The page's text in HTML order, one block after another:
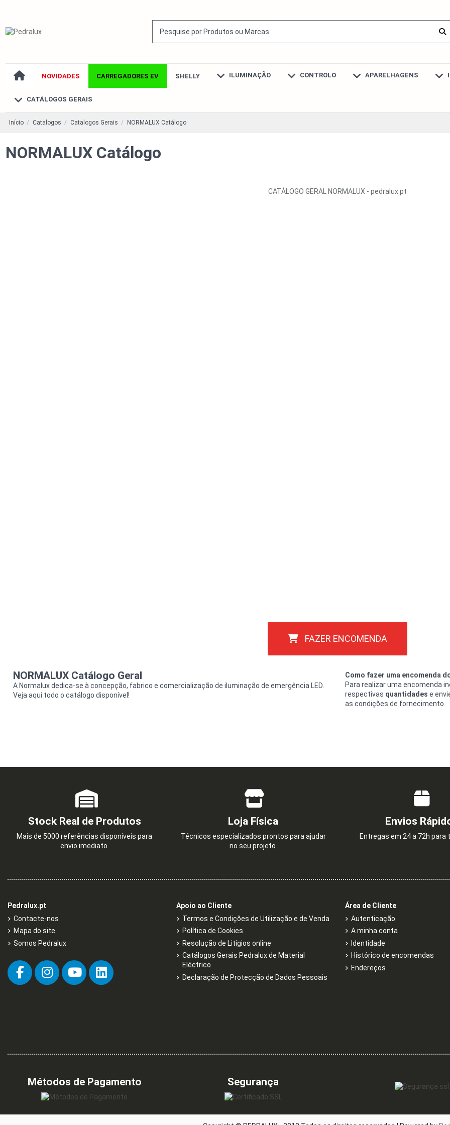
NOVIDADES CARREGADORES EV SHELLY ILUMINAÇÃO CONTROLO APARELHAGENS
CATÁLOGOS GERAIS
Início Catalogos Catalogos Gerais NORMALUX Catálogo
NORMALUX Catálogo
CATÁLOGO GERAL NORMALUX - pedralux.pt
FAZER ENCOMENDA
NORMALUX Catálogo Geral
A Normalux dedica-se à concepção, fabrico e comercialização de iluminação de emergência LED.
Veja aqui todo o catálogo disponível!
Como fazer uma encomenda
Para realizar uma encomenda
respectivas quantidades e
as condições de fornecimento.
Stock Real de Produtos
Mais de 5000 referências disponíveis para
envio imediato.
Loja Física
Técnicos especializados prontos para ajudar
no seu projeto.
Envios
Entregas em 24 a 72h para
Pedralux.pt
Contacte-nos
Mapa do site
Somos Pedralux
Apoio ao Cliente
Termos e Condições de Utilização e de Venda
Política de Cookies
Resolução de Litígios online
Catálogos Gerais Pedralux de Material
Eléctrico
Declaração de Protecção de Dados Pessoais
Área de Cliente
Autenticação
A minha conta
Identidade
Histórico de encomendas
Endereços
Métodos de Pagamento Segurança